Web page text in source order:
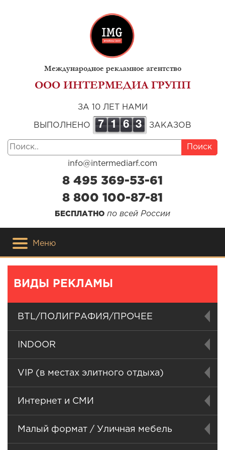
Международное рекламное агентство
ООО ИНТЕРМЕДИА ГРУПП
ЗА 10 ЛЕТ НАМИ
ВЫПОЛНЕНО 7 1 6 3 ЗАКАЗОВ
Поиск
info@intermediarf.com
8 495 369-53-61
8 800 100-87-81
БЕСПЛАТНО по всей России
Меню
ВИДЫ РЕКЛАМЫ
BTL/ПОЛИГРАФИЯ/ПРОЧЕЕ
INDOOR
VIP (в местах элитного отдыха)
Интернет и СМИ
Малый формат / Уличная мебель